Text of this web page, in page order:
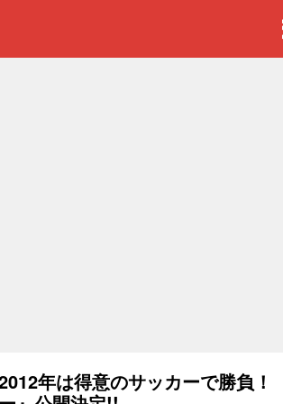
年は得意のサッカーで勝負！